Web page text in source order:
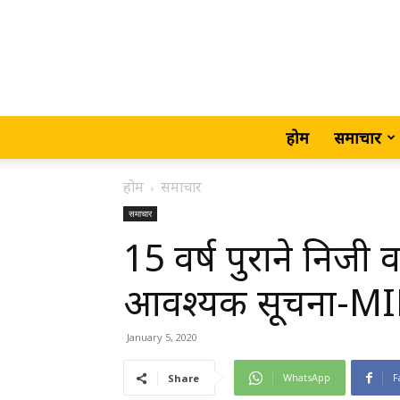
होम समाचार
होम समाचार
समाचार
15 वर्ष पुराने निजी
आवश्यक सूचना-
January 5, 2020
Share WhatsApp